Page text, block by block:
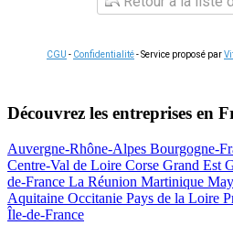
CGU - Confidentialité- Service proposé par
Découvrez les entreprises en
Auvergne-Rhône-Alpes Bourgogne-
Centre-Val de Loire Corse Grand Est
de-France La Réunion Martinique
Aquitaine Occitanie Pays de la Loire
Île-de-France